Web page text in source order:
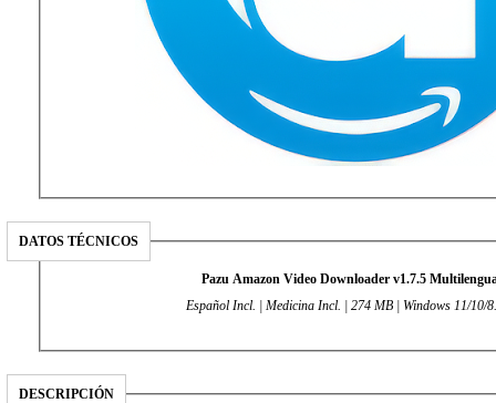
DATOS TÉCNICOS
Pazu Amazon Video Downloader v1.7.5
Español Incl. | Medicina Incl. | 274 MB | Windows 11/10/
DESCRIPCIÓN